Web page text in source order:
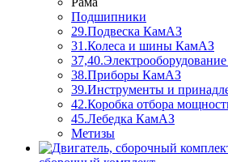
Подшипники
29.Подвеска КамАЗ
31.Колеса и шины КамАЗ
38.Приборы КамАЗ
39.Инструменты и
42.Коробка отбора
45.Лебедка КамАЗ
Метизы